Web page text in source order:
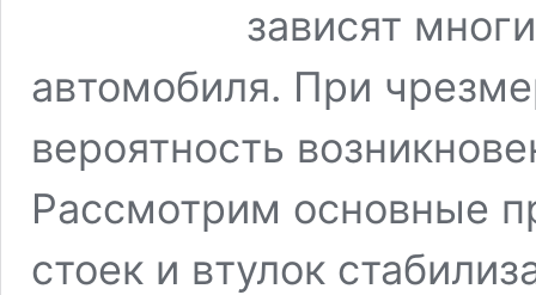
зависят
автомобиля. При
вероятность
Рассмотрим основные
стоек и втулок